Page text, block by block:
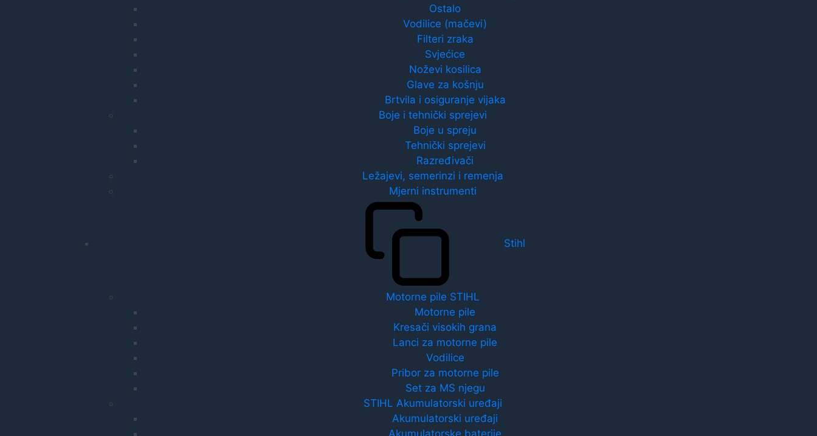
Ostalo
Vodilice (mačevi)
Filteri zraka
Svjećice
Noževi kosilica
Glave za košnju
Brtvila i osiguranje vijaka
Boje i tehnički sprejevi
Boje u spreju
Tehnički sprejevi
Razređivači
Ležajevi, semerinzi i remenja
Mjerni instrumenti
Stihl
Motorne pile STIHL
Motorne pile
Kresači visokih grana
Lanci za motorne pile
Vodilice
Pribor za motorne pile
Set za MS njegu
STIHL Akumulatorski uređaji
Akumulatorski uređaji
Akumulatorske baterije